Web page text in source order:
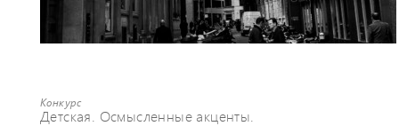
Конкурс
Детская. Осмысленные акценты.